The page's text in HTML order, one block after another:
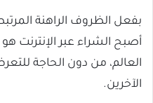
بفعل الظروف الراهنة
أصبح الشراء عبر الإنترنت
العالم، من دون الحاجة
الآخرين.